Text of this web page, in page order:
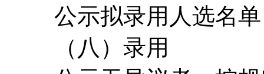
公示拟录用人选名
（八）录用